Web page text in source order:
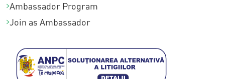
Ambassador Program
Join as Ambassador